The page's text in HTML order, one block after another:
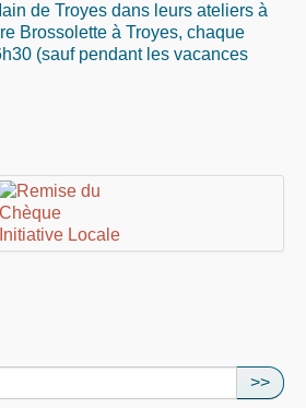
de Troyes dans leurs ateliers à
Brossolette à Troyes, chaque
(sauf pendant les vacances
>>